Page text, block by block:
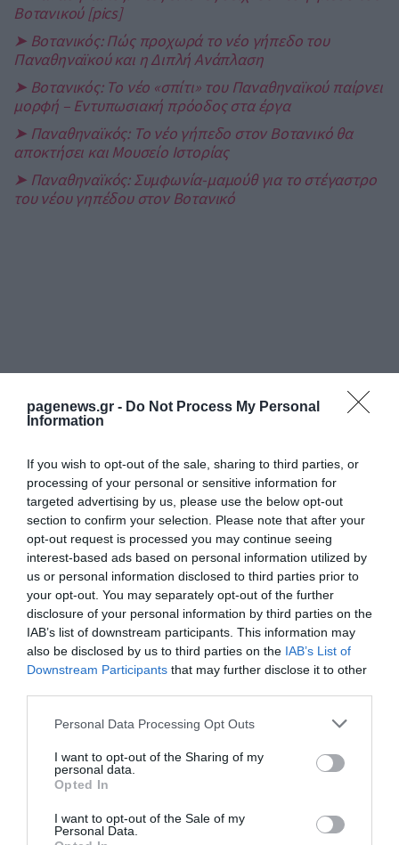
pagenews.gr - Do Not Process My Personal
Information
If you wish to opt-out of the sale, sharing to third parties, or
processing of your personal or sensitive information for
targeted advertising by us, please use the below opt-out
section to confirm your selection. Please note that after your
opt-out request is processed you may continue seeing
interest-based ads based on personal information utilized by
us or personal information disclosed to third parties prior to
your opt-out. You may separately opt-out of the further
disclosure of your personal information by third parties on the
IAB’s list of downstream participants. This information may
also be disclosed by us to third parties on the IAB’s List of
Downstream Participants that may further disclose it to other
Please note that this website/app uses one or more Google
not limited to your visit or usage behaviour. You may click to
grant or deny consent to Google and its third-party tags to
use your data for below specified purposes in below Google
consent section.
Personal Data Processing Opt Outs
I want to opt-out of the Sharing of my
personal data.
Opted In
I want to opt-out of the Sale of my
Personal Data.
Βοτανικού [pics]
➤ Βοτανικός: Πώς προχωρά το νέο γήπεδο του
Παναθηναϊκού και η Διπλή Ανάπλαση
➤ Βοτανικός: Το νέο «σπίτι» του Παναθηναϊκού παίρνει
μορφή – Εντυπωσιακή πρόοδος στα έργα
➤ Παναθηναϊκός: Το νέο γήπεδο στον Βοτανικό θα
αποκτήσει και Μουσείο Ιστορίας
➤ Παναθηναϊκός: Συμφωνία-μαμούθ για το στέγαστρο
του νέου γηπέδου στον Βοτανικό
ΡΟΗ ΕΙΔΗΣΕΩΝ
ΠΑΟΚ – Άντερλεχτ 0-1: Έχασε πέναλτι,
λύγισε στο τέλος και ψάχνει την
ανατροπή στις Βρυξέλλες
ΚΡΙΣΤΙΑΝ ΜΠΙΤΣΑΚΟΥ
06.08.2026 | 22:56
Ολυμπιακός: Έχει μάθει να ζει με την
πίεση και να πετυχαίνει στους μεγάλους
στόχους
ΚΡΙΣΤΙΑΝ ΜΠΙΤΣΑΚΟΥ
στην περιφέρεια για τους «κίτρινους»
ΚΡΙΣΤΙΑΝ ΜΠΙΤΣΑΚΟΥ
06.08.2026 | 20:43
Παναθηναϊκός: Ο Κάτρης φαβορί για τη